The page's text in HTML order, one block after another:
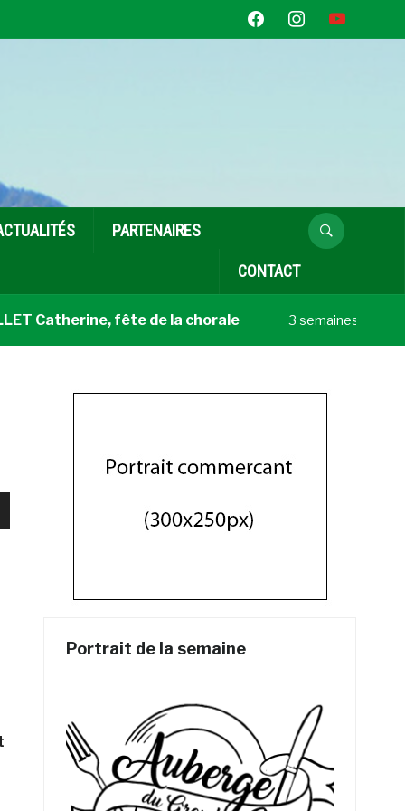
facebookinstagramyoutube
PARTENAIRES
CONTACT
Catherine, fête de la chorale 3 semaines Coup
Portrait de la semaine